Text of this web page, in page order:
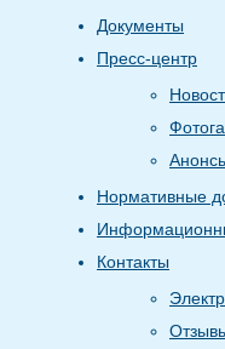
Документы
Пресс-центр
Нормативные
Контакты